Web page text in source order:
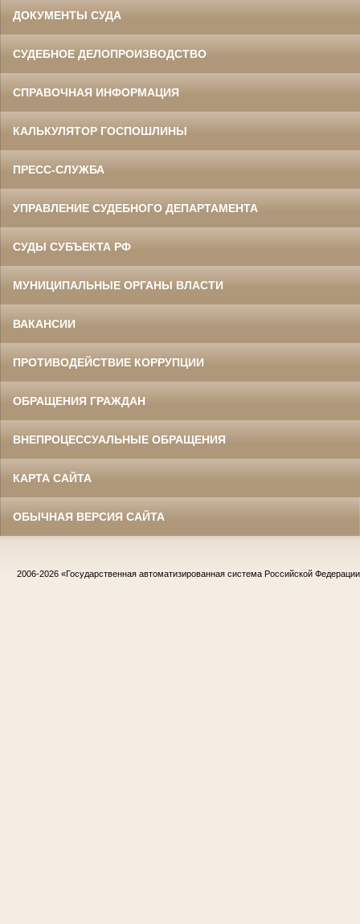
ДОКУМЕНТЫ СУДА
СУДЕБНОЕ ДЕЛОПРОИЗВОДСТВО
СПРАВОЧНАЯ ИНФОРМАЦИЯ
КАЛЬКУЛЯТОР ГОСПОШЛИНЫ
ПРЕСС-СЛУЖБА
УПРАВЛЕНИЕ СУДЕБНОГО ДЕПАРТАМЕНТА
СУДЫ СУБЪЕКТА РФ
МУНИЦИПАЛЬНЫЕ ОРГАНЫ ВЛАСТИ
ВАКАНСИИ
ПРОТИВОДЕЙСТВИЕ КОРРУПЦИИ
ОБРАЩЕНИЯ ГРАЖДАН
ВНЕПРОЦЕССУАЛЬНЫЕ ОБРАЩЕНИЯ
КАРТА САЙТА
ОБЫЧНАЯ ВЕРСИЯ САЙТА
2006-2026 «Государственная автоматизированная система Российской